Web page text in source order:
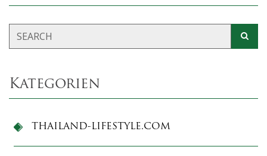
Kategorien
THAILAND-LIFESTYLE.COM